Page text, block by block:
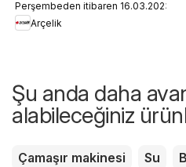
Noktaları
Perşembeden itibaren 16.03.2023
Arçelik
Şu anda daha
alabileceğiniz
Çamaşır makinesi Su